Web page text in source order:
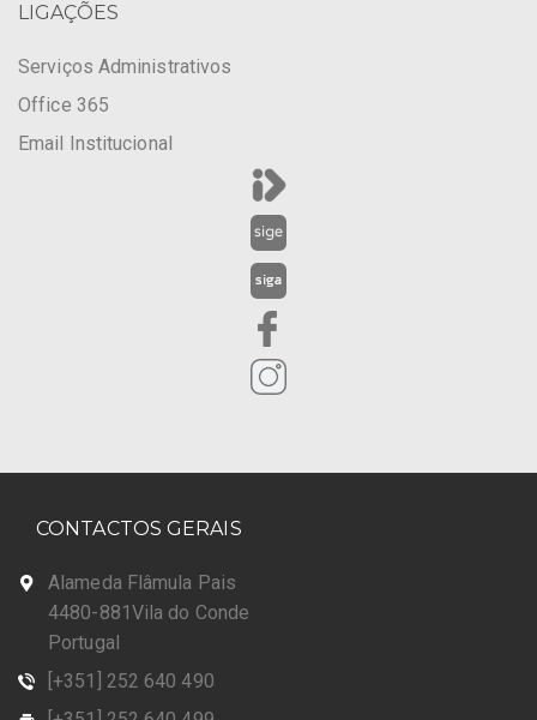
LIGAÇÕES
Serviços Administrativos
Office 365
Email Institucional
CONTACTOS GERAIS
Alameda Flâmula Pais
4480-881Vila do Conde
Portugal
[+351] 252 640 490